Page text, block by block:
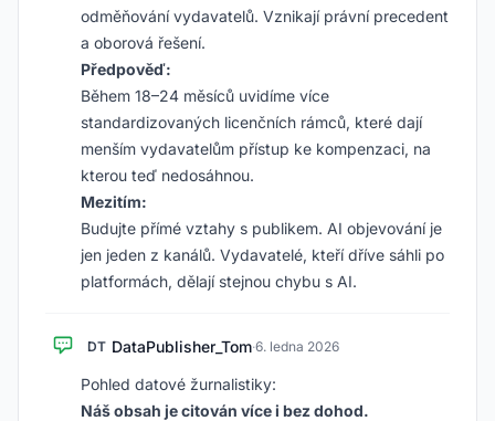
odměňování vydavatelů. Vznikají právní precedent
a oborová řešení.
Předpověď:
Během 18–24 měsíců uvidíme více
standardizovaných licenčních rámců, které dají
menším vydavatelům přístup ke kompenzaci, na
kterou teď nedosáhnou.
Mezitím:
Budujte přímé vztahy s publikem. AI objevování je
jen jeden z kanálů. Vydavatelé, kteří dříve sáhli po
platformách, dělají stejnou chybu s AI.
DT DataPublisher_Tom·6. ledna 2026
Pohled datové žurnalistiky:
Náš obsah je citován více i bez dohod.